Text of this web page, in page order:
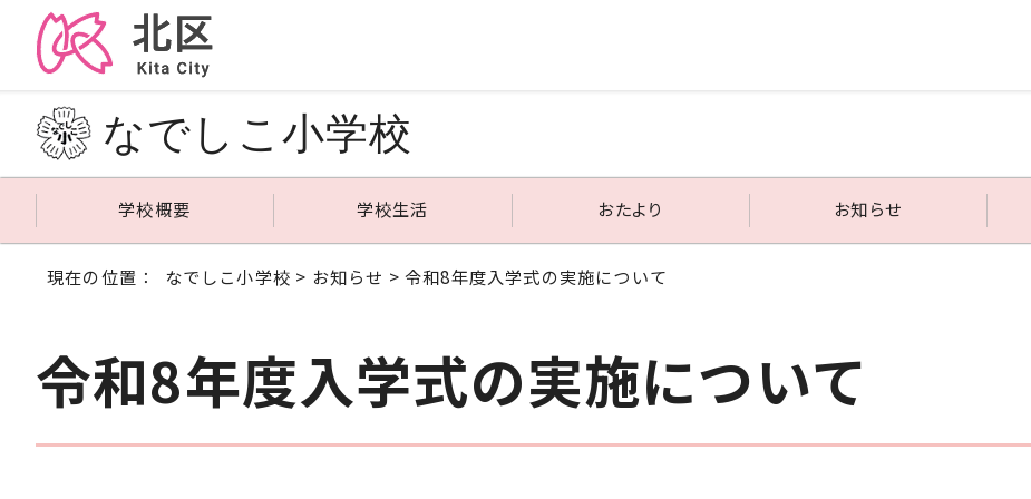
なでしこ小学校
学校概要 学校生活 おたより お知らせ
現在の位置： なでしこ小学校 > お知らせ > 令和8年度入学式の実施について
令和8年度入学式の実施について